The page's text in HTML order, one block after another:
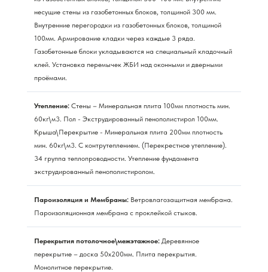
несущие стены из газобетонных блоков, толщиной 300 мм.
Внутренние перегородки из газобетонных блоков, толщиной
100мм. Армирование кладки через каждые 3 ряда.
Газобетонные блоки укладываются на специальный кладочный
клей. Установка перемычек ЖБИ над оконными и дверными
проёмами.
Утепление: Стены – Минеральная плита 100мм плотность мин.
60кг\м3. Пол - Экструдированный пенополистирол 100мм.
Крыша\Перекрытие - Минеральная плита 200мм плотность
мин. 60кг\м3. С контрутеплением. (Перекрестное утепление).
34 группа теплопроводности. Утепление фундамента
экструдированный пенополистиролом.
Пароизоляция и Мембраны: Ветровлагозащитная мембрана.
Пароизоляционная мембрана с проклейкой стыков.
Перекрытия потолочное\межэтажное: Деревянное
перекрытие – доска 50х200мм. Плита перекрытия.
Монолитное перекрытие.